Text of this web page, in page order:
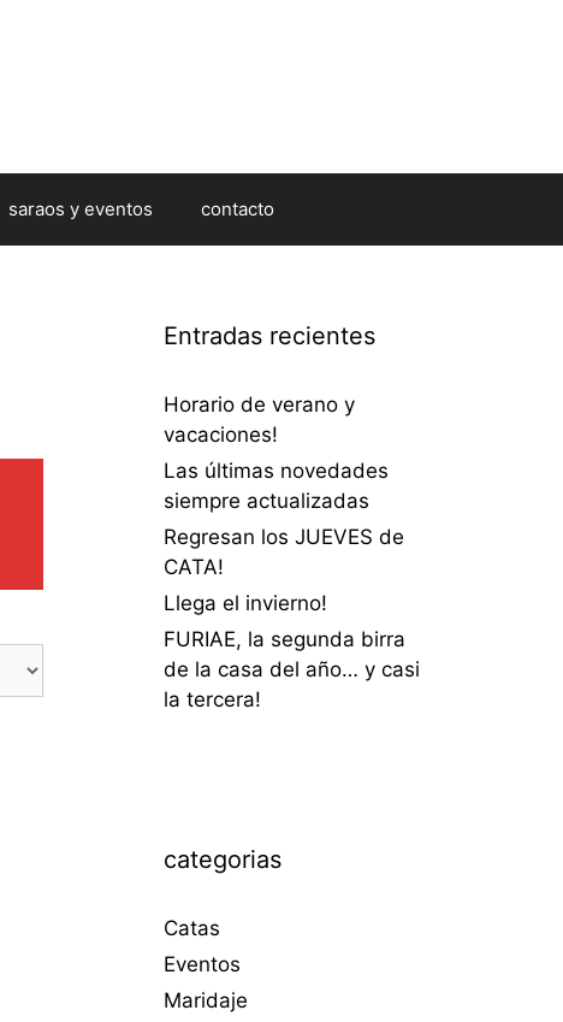
saraos y eventos contacto
Entradas recientes
Horario de verano y
vacaciones!
Las últimas novedades
siempre actualizadas
Regresan los JUEVES de
CATA!
Llega el invierno!
FURIAE, la segunda birra
de la casa del año… y casi
la tercera!
categorias
Catas
Eventos
Maridaje